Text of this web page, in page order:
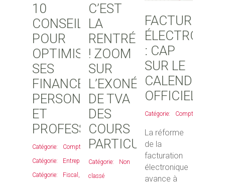
10
CONSEILS
POUR
OPTIMISER
SES
FINANCES
PERSONNELLES
ET
PROFESSIONNELLES
Comptable,
Entreprises,
Fiscal
C’EST
LA
RENTRÉE
! ZOOM
SUR
L’EXONÉRATION
DE TVA
DES
COURS
PARTICULIERS
Non
classé
FACTURE
: CAP
SUR LE
CALENDRIER
OFFICIEL
Comptable
La réforme
de la
facturation
électronique
avance à